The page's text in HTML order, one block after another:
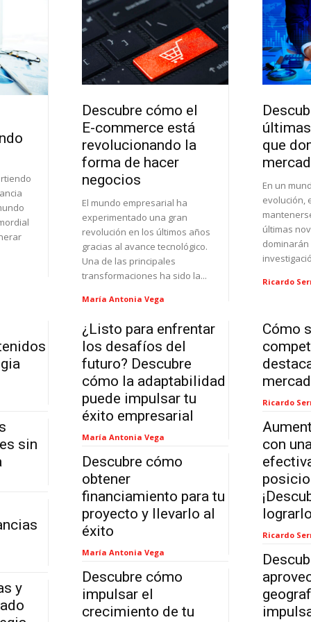
Descubre cómo el
E-commerce está
revolucionando la
forma de hacer
negocios
El mundo empresarial ha
experimentado una gran
revolución en los últimos años
gracias al avance tecnológico.
Una de las principales
transformaciones ha sido la...
María Antonia Vega
que
En un
evolución,
últimas
dominarán
Ricardo
sin
y
¿Listo para enfrentar
los desafíos del
futuro? Descubre
cómo la adaptabilidad
puede impulsar tu
éxito empresarial
María Antonia Vega
Descubre cómo
obtener
financiamiento para tu
proyecto y llevarlo al
éxito
María Antonia Vega
Descubre cómo
impulsar el
crecimiento de tu
Cómo
Ricardo
con
Ricardo